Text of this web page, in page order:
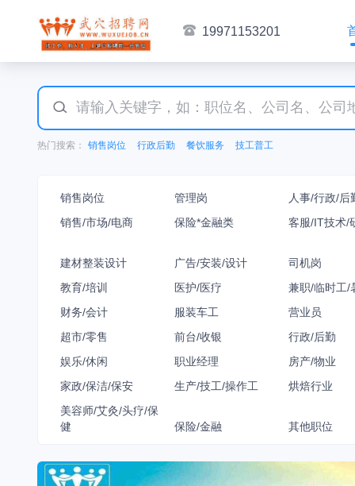
19971153201
热门搜索： 销售岗位 行政后勤 餐饮服务 技工普工
销售岗位 管理岗
人事/行政/后
销售/市场/电商
保险*金融类 客服/IT技术/
建材整装设计 广告/安装/设计
司机岗
教育/培训
医护/医疗
兼职/临时工/
财务/会计
服装车工
营业员
超市/零售
前台/收银
行政/后勤
娱乐/休闲
职业经理
房产/物业
家政/保洁/保安
生产/技工/操作工
烘焙行业
美容师/艾灸/头疗/保
健
保险/金融 其他职位